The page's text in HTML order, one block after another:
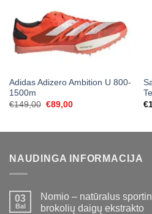
Adidas Adizero Ambition U 800-
1500m
€149,00 Original
price
€89,00Current
€
NAUDINGA INFORMACIJA
03
Bal
Nomio – natūralus
brokolių daigų ekstrakto